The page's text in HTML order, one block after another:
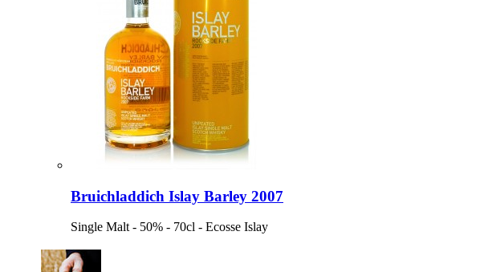
Bruichladdich Islay Barley 2007
Single Malt - 50% - 70cl - Ecosse Islay